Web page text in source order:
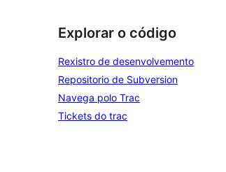
Explorar o código
Rexistro de desenvolvemento
Repositorio de Subversion
Navega polo Trac
Tickets do trac